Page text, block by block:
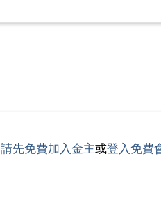
請先免費加入金主或登入免費